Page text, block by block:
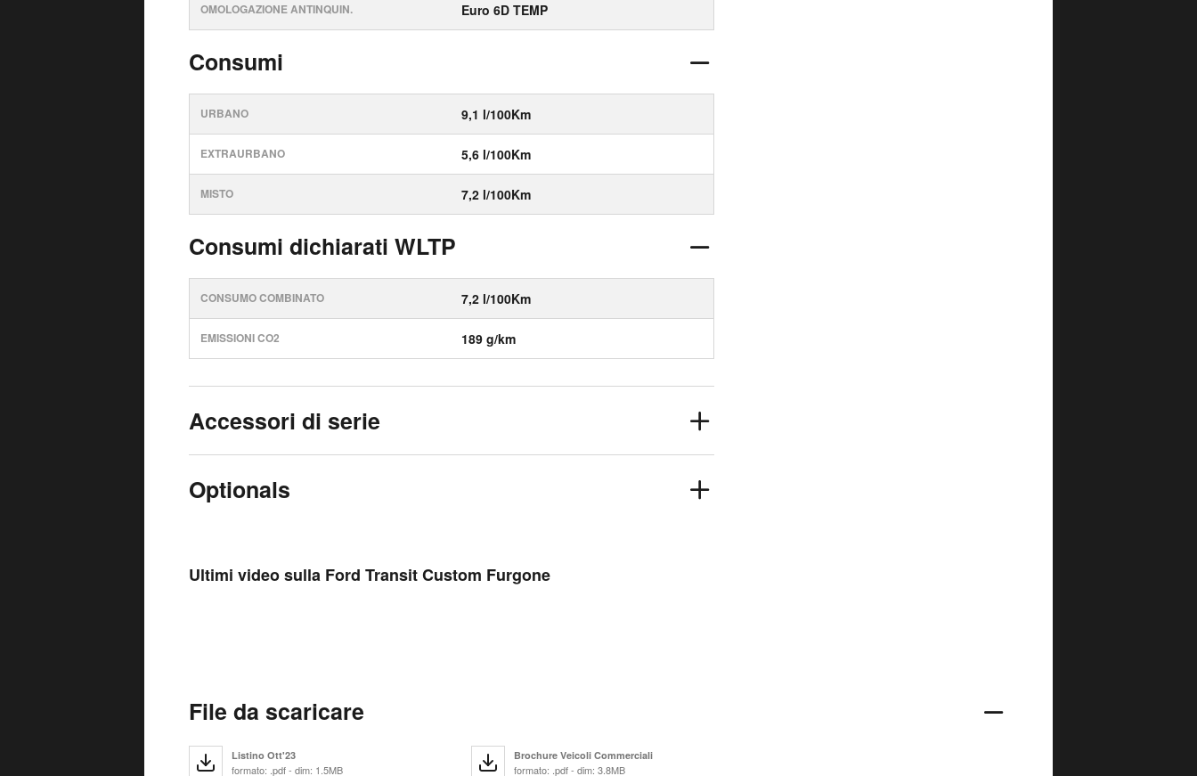
OMOLOGAZIONE ANTINQUIN. Euro 6D TEMP
Consumi
URBANO 9,1 l/100Km
EXTRAURBANO 5,6 l/100Km
MISTO 7,2 l/100Km
Consumi dichiarati WLTP
CONSUMO COMBINATO 7,2 l/100Km
EMISSIONI CO2 189 g/km
Accessori di serie
Optionals
Ultimi video sulla Ford Transit Custom Furgone
File da scaricare
Listino Ott'23
formato: .pdf - dim: 1.5MB
Brochure Veicoli Commerciali
formato: .pdf - dim: 3.8MB